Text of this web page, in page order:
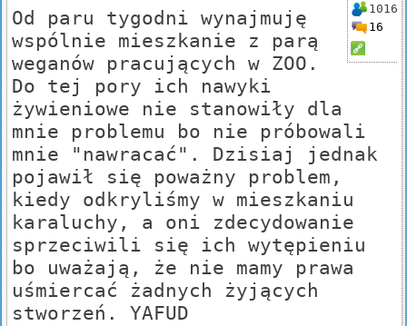
1016
16
Od paru tygodni wynajmuję
wspólnie mieszkanie z parą
weganów pracujących w ZOO.
Do tej pory ich nawyki
żywieniowe nie stanowiły dla
mnie problemu bo nie próbowali
mnie "nawracać". Dzisiaj jednak
pojawił się poważny problem,
kiedy odkryliśmy w mieszkaniu
karaluchy, a oni zdecydowanie
sprzeciwili się ich wytępieniu
bo uważają, że nie mamy prawa
uśmiercać żadnych żyjących
stworzeń. YAFUD